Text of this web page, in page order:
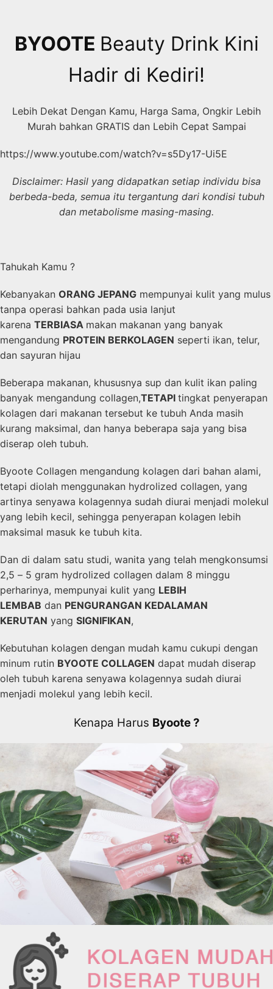
contentBYOOTE Beauty Drink Kini
Hadir di Kediri!
Lebih Dekat Dengan Kamu, Harga Sama, Ongkir Lebih
Murah bahkan GRATIS dan Lebih Cepat Sampai
https://www.youtube.com/watch?v=s5Dy17-Ui5E
Disclaimer: Hasil yang didapatkan setiap individu bisa
berbeda-beda, semua itu tergantung dari kondisi tubuh
dan metabolisme masing-masing.
Tahukah Kamu ?
Kebanyakan ORANG JEPANG mempunyai kulit yang mulus
tanpa operasi bahkan pada usia lanjut
karena TERBIASA makan makanan yang banyak
mengandung PROTEIN BERKOLAGEN seperti ikan, telur,
dan sayuran hijau
Beberapa makanan, khususnya sup dan kulit ikan paling
banyak mengandung collagen,TETAPI tingkat penyerapan
kolagen dari makanan tersebut ke tubuh Anda masih
kurang maksimal, dan hanya beberapa saja yang bisa
diserap oleh tubuh.
Byoote Collagen mengandung kolagen dari bahan alami,
tetapi diolah menggunakan hydrolized collagen, yang
artinya senyawa kolagennya sudah diurai menjadi molekul
yang lebih kecil, sehingga penyerapan kolagen lebih
maksimal masuk ke tubuh kita.
Dan di dalam satu studi, wanita yang telah mengkonsumsi
2,5 – 5 gram hydrolized collagen dalam 8 minggu
perharinya, mempunyai kulit yang LEBIH
LEMBAB dan PENGURANGAN KEDALAMAN
KERUTAN yang SIGNIFIKAN,
Kebutuhan kolagen dengan mudah kamu cukupi dengan
minum rutin BYOOTE COLLAGEN dapat mudah diserap
oleh tubuh karena senyawa kolagennya sudah diurai
menjadi molekul yang lebih kecil.
Kenapa Harus Byoote ?​